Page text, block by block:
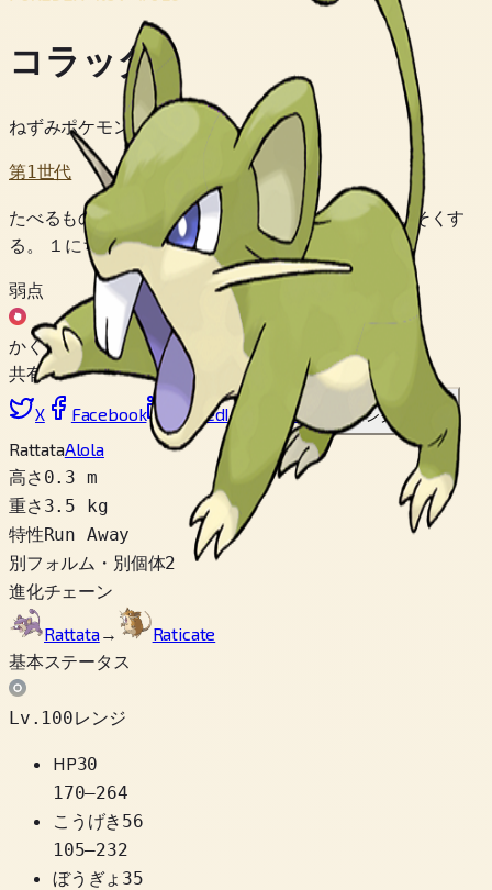
コラッタ
ねずみポケモン
第1世代
たべるものが あるところなら どこにだって せいそくす
る。 １にちじゅう エサを さがしている。
弱点
かくとう
共有
X
Facebook LinkedIn Reddit リンクをコピー
RattataAlola
高さ 0.3 m
重さ 3.5 kg
特性Run Away
別フォルム・別個体2
進化チェーン
Rattata→
Raticate
基本ステータス
Lv.100レンジ
HP30
170–264
こうげき 56
105–232
ぼうぎょ 35